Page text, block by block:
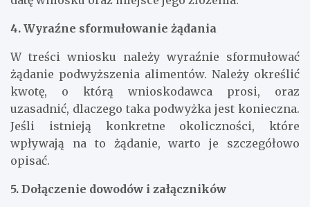
4. Wyraźne sformułowanie żądania
W treści wniosku należy wyraźnie sformułować
żądanie podwyższenia alimentów. Należy określić
kwotę, o którą wnioskodawca prosi, oraz
uzasadnić, dlaczego taka podwyżka jest konieczna.
Jeśli istnieją konkretne okoliczności, które
wpływają na to żądanie, warto je szczegółowo
opisać.
5. Dołączenie dowodów i załączników